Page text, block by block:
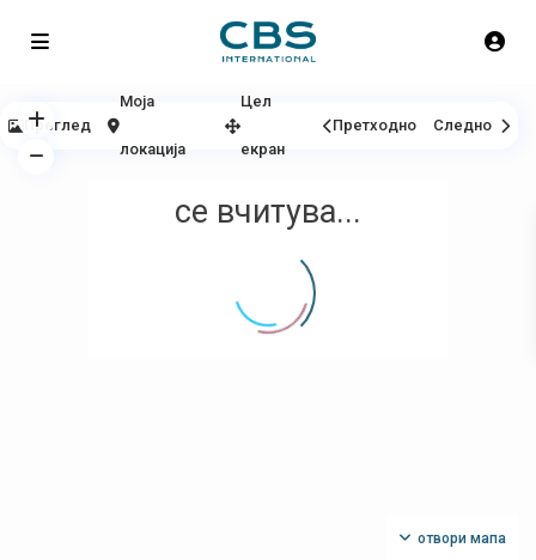
се вчитува...
отвори мапа
Преглед
Моја
локација
Цел
екран
Претходно Следно